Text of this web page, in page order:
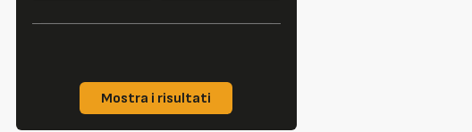
Mostra i risultati